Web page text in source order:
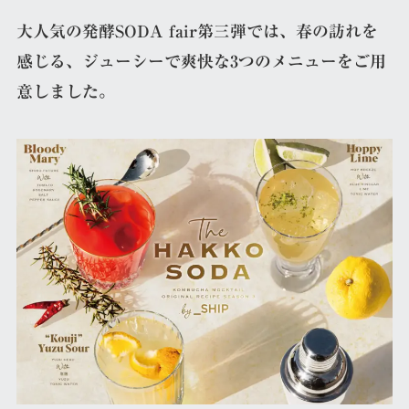
大人気の発酵SODA fair第三弾では、春の訪れを
感じる、ジューシーで爽快な3つのメニューをご用
意しました。